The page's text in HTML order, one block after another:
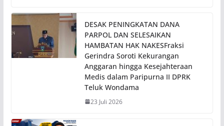
DESAK PENINGKATAN DANA
PARPOL DAN SELESAIKAN
HAMBATAN HAK NAKESFraksi
Gerindra Soroti Kekurangan
Anggaran hingga Kesejahteraan
Medis dalam Paripurna II DPRK
Teluk Wondama
23 Juli 2026